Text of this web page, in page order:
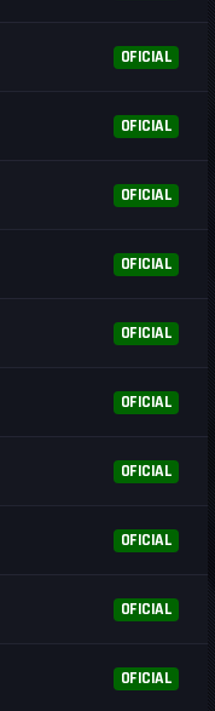
OFICIAL
OFICIAL
OFICIAL
OFICIAL
OFICIAL
OFICIAL
OFICIAL
OFICIAL
OFICIAL
OFICIAL